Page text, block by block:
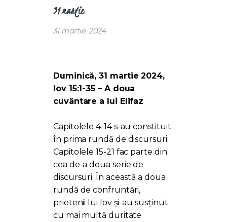
CITIREA BIBLIEI
MISIUNEA BETANIA
LOGIN MEMBER
PORTAL
31 martie
31 martie, 2024
Duminică, 31 martie 2024,
Iov 15:1-35 – A doua
cuvântare a lui Elifaz
Capitolele 4-14 s-au constituit
în prima rundă de discursuri.
Capitolele 15-21 fac parte din
cea de-a doua serie de
discursuri. În această a doua
rundă de confruntări,
prietenii lui Iov și-au susținut
cu mai multă duritate